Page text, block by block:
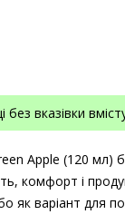
вказівки
Apple (120 мл)
комфорт і
як варіант для